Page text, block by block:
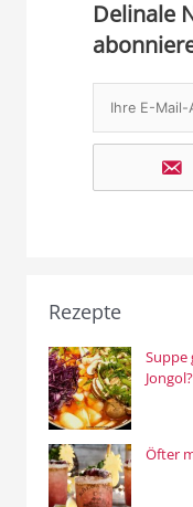
Delinale
Rezepte
Suppe
Jongol?
Öfter